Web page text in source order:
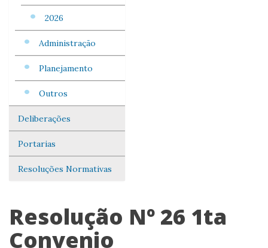
2026
Administração
Planejamento
Outros
Deliberações
Portarias
Resoluções Normativas
Resolução Nº 26 1ta
Convenio